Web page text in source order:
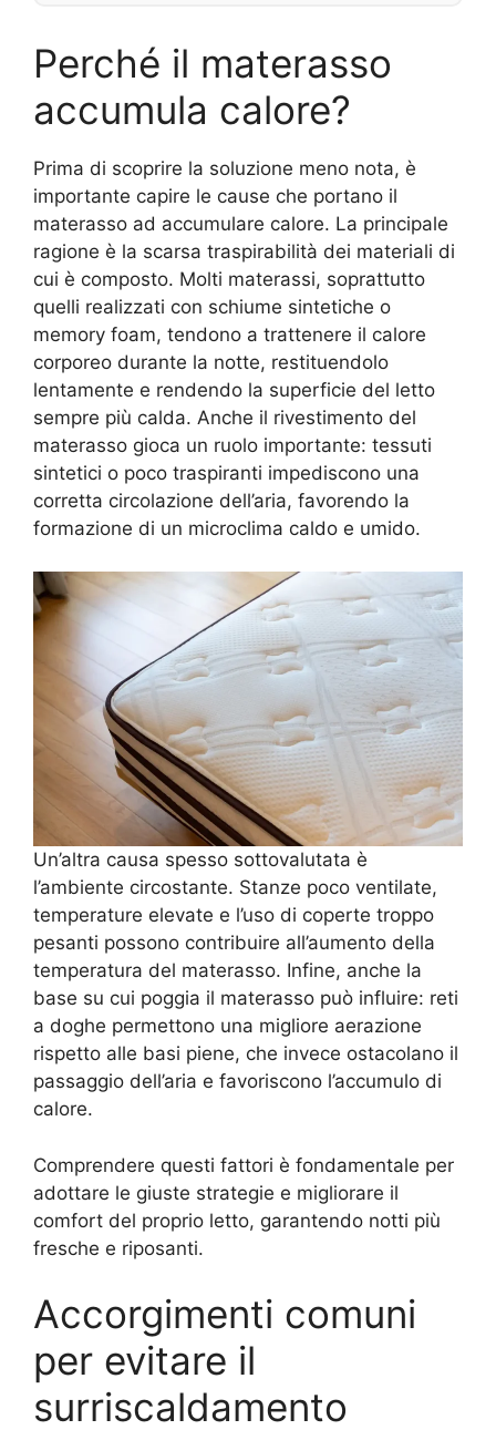
Perché il materasso
accumula calore?
Prima di scoprire la soluzione meno nota, è
importante capire le cause che portano il
materasso ad accumulare calore. La principale
ragione è la scarsa traspirabilità dei materiali di
cui è composto. Molti materassi, soprattutto
quelli realizzati con schiume sintetiche o
memory foam, tendono a trattenere il calore
corporeo durante la notte, restituendolo
lentamente e rendendo la superficie del letto
sempre più calda. Anche il rivestimento del
materasso gioca un ruolo importante: tessuti
sintetici o poco traspiranti impediscono una
corretta circolazione dell’aria, favorendo la
formazione di un microclima caldo e umido.
Un’altra causa spesso sottovalutata è
l’ambiente circostante. Stanze poco ventilate,
temperature elevate e l’uso di coperte troppo
pesanti possono contribuire all’aumento della
temperatura del materasso. Infine, anche la
base su cui poggia il materasso può influire: reti
a doghe permettono una migliore aerazione
rispetto alle basi piene, che invece ostacolano il
passaggio dell’aria e favoriscono l’accumulo di
calore.
Comprendere questi fattori è fondamentale per
adottare le giuste strategie e migliorare il
comfort del proprio letto, garantendo notti più
fresche e riposanti.
Accorgimenti comuni
per evitare il
surriscaldamento